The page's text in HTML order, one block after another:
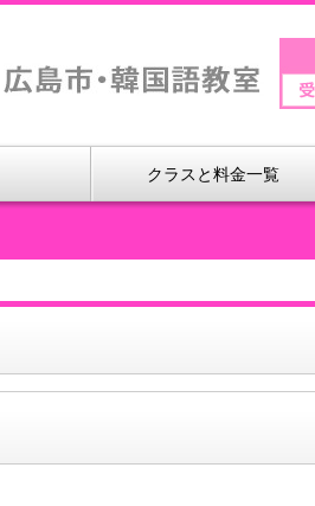
クラスと料金一覧